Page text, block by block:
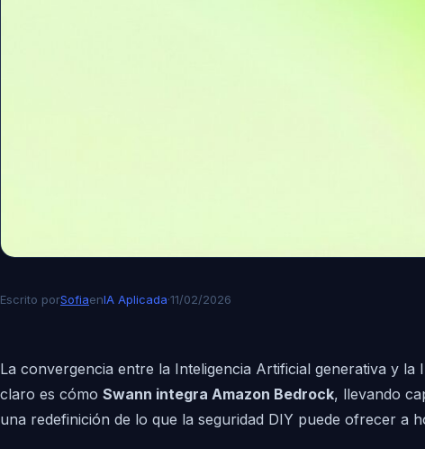
Escrito porSofiaenIA Aplicada·11/02/2026
La convergencia entre la Inteligencia Artificial generativa y
claro es cómo Swann integra Amazon Bedrock, llevando
una redefinición de lo que la seguridad DIY puede ofrecer a